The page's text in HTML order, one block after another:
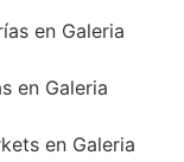
en Galeria
en Galeria
en Galeria